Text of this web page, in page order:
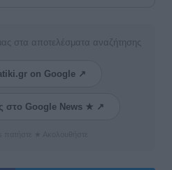
στα αποτελέσματα αναζήτησης
on Google ↗
στο Google News ★ ↗